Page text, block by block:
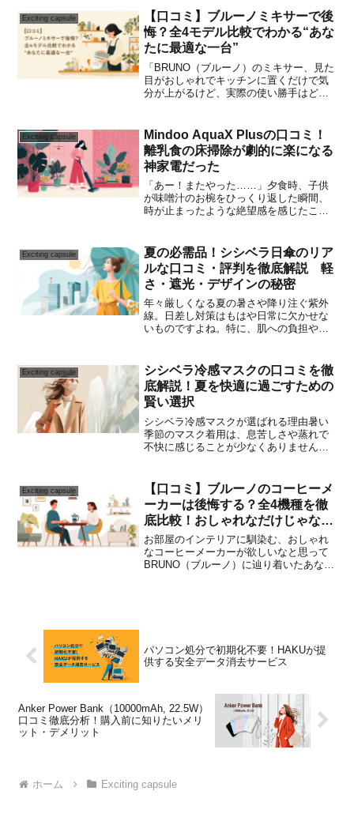
ませんか？その不安、とてもよく分かり
ます。実は、フィット...
Exciting capsule
【口コミ】ブルーノミキサーで後
悔？全4モデル比較でわかる“あな
たに最適な一台”
「BRUNO（ブルーノ）のミキサー、見た
目がおしゃれでキッチンに置くだけで気
分が上がるけど、実際の使い勝手はどう
ど、本当のところが知りたい…」毎日使
うものだからこそ、デザ...
Exciting capsule
Mindoo AquaX Plusの口コミ！
離乳食の床掃除が劇的に楽になる
神家電だった
「あー！またやった……」夕食時、子供
が味噌汁のお椀をひっくり返した瞬間、
時が止まったような絶望感を感じたこと
クタクタになって帰宅した後に待ってい
るのは、ティッシュで固...
Exciting capsule
夏の必需品！シシベラ日傘のリア
ルな口コミ・評判を徹底解説 軽
さ・遮光・デザインの秘密
年々厳しくなる夏の暑さや降り注ぐ紫外
線。日差し対策はもはや日常に欠かせな
いものですよね。特に、肌への負担や日
い日傘はないかな？」そうお探しの方
に、今注目を集めているのが...
Exciting capsule
シシベラ冷感マスクの口コミを徹
底解説！夏を快適に過ごすための
賢い選択
シシベラ冷感マスクが選ばれる理由暑い
季節のマスク着用は、息苦しさや蒸れで
不快に感じることが少なくありません。
「CICIBELLA（シシベラ）マスク」をご
存知でしょうか？シ...
Exciting capsule
【口コミ】ブルーノのコーヒーメ
ーカーは後悔する？全4機種を徹
底比較！おしゃれなだけじゃない
選び方
お部屋のインテリアに馴染む、おしゃれ
なコーヒーメーカーが欲しいなと思って
BRUNO（ブルーノ）に辿り着いたあな
パソコン処分で初期化不要！HAKUが提
供する安全データ消去サービス
Anker Power Bank（10000mAh, 22.5W）
口コミ徹底分析！購入前に知りたいメリ
ット・デメリット
ホーム Exciting capsule